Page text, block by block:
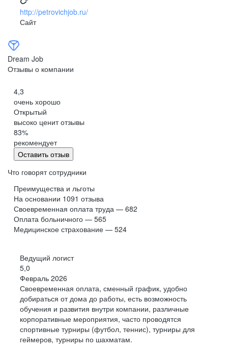
Linux
Удаленная
работа
в знания
Highload, JPoint, Jocker, Infostart
и др., обучение на курсах
Забота
ДМС через 3
месяца, ДМС +
стоматология через
год
Спорт
Йога, баскетбол,
175 000
24/7
Помогаем тысячам людей, занимающимся
стройкой и ремонтом, получить
информацию, сделать выбор, оформить
заказ, решить сопутствующие вопросы
Работая в офисе или удаленно дома, мы
любом этапе — от идеи до реализации
Бонусы Карьера
http://petrovichjob.ru/
Сайт
Dream Job
Отзывы о компании
4,3
очень хорошо
Открытый
высоко ценит отзывы
83%
рекомендует
Оставить отзыв
Что говорят сотрудники
Преимущества и льготы
На основании 1091 отзыва
Своевременная оплата труда — 682
Оплата больничного — 565
Медицинское страхование — 524
Ведущий логист
5,0
Февраль 2026
Своевременная оплата, сменный график, удобно
добираться от дома до работы, есть возможность
обучения и развития внутри компании, различные
корпоративные мероприятия, часто проводятся
спортивные турниры (футбол, теннис), турниры для
геймеров, турниры по шахматам.